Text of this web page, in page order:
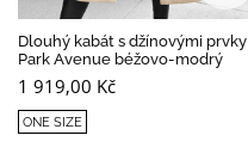
Dlouhý kabát s džínovými prvky
Park Avenue béžovo-modrý
1 919,00 Kč
ONE SIZE